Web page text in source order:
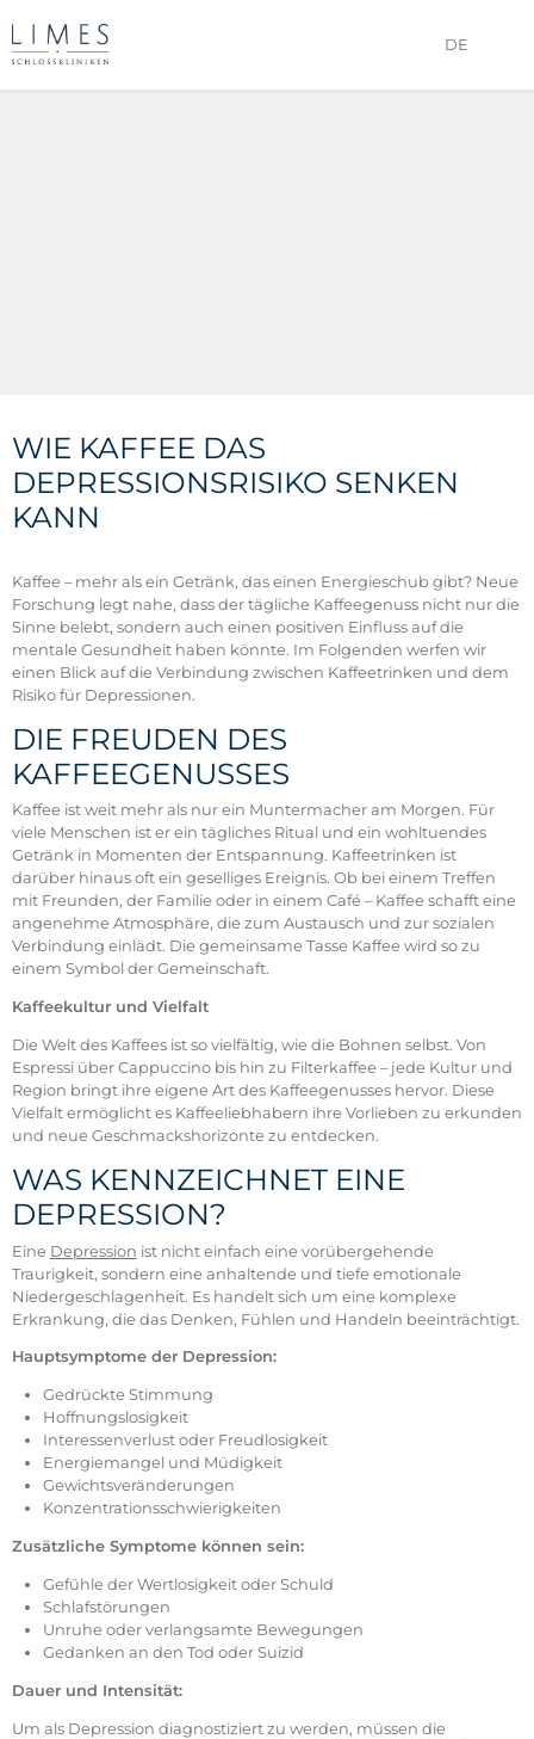
DE
WIE KAFFEE DAS
DEPRESSIONSRISIKO SENKEN
KANN
Kaffee – mehr als ein Getränk, das einen Energieschub gibt? Neue
Forschung legt nahe, dass der tägliche Kaffeegenuss nicht nur die
Sinne belebt, sondern auch einen positiven Einfluss auf die
mentale Gesundheit haben könnte. Im Folgenden werfen wir
einen Blick auf die Verbindung zwischen Kaffeetrinken und dem
Risiko für Depressionen.
DIE FREUDEN DES
KAFFEEGENUSSES
Kaffee ist weit mehr als nur ein Muntermacher am Morgen. Für
viele Menschen ist er ein tägliches Ritual und ein wohltuendes
Getränk in Momenten der Entspannung. Kaffeetrinken ist
darüber hinaus oft ein geselliges Ereignis. Ob bei einem Treffen
mit Freunden, der Familie oder in einem Café – Kaffee schafft eine
angenehme Atmosphäre, die zum Austausch und zur sozialen
Verbindung einlädt. Die gemeinsame Tasse Kaffee wird so zu
einem Symbol der Gemeinschaft.
Kaffeekultur und Vielfalt
Die Welt des Kaffees ist so vielfältig, wie die Bohnen selbst. Von
Espressi über Cappuccino bis hin zu Filterkaffee – jede Kultur und
Region bringt ihre eigene Art des Kaffeegenusses hervor. Diese
Vielfalt ermöglicht es Kaffeeliebhabern ihre Vorlieben zu erkunden
und neue Geschmackshorizonte zu entdecken.
WAS KENNZEICHNET EINE
DEPRESSION?
Eine Depression ist nicht einfach eine vorübergehende
Traurigkeit, sondern eine anhaltende und tiefe emotionale
Niedergeschlagenheit. Es handelt sich um eine komplexe
Erkrankung, die das Denken, Fühlen und Handeln beeinträchtigt.
Hauptsymptome der Depression:
Gedrückte Stimmung
Hoffnungslosigkeit
Interessenverlust oder Freudlosigkeit
Energiemangel und Müdigkeit
Gewichtsveränderungen
Konzentrationsschwierigkeiten
Zusätzliche Symptome können sein:
Gefühle der Wertlosigkeit oder Schuld
Schlafstörungen
Unruhe oder verlangsamte Bewegungen
Gedanken an den Tod oder Suizid
Dauer und Intensität:
Um als Depression diagnostiziert zu werden, müssen die